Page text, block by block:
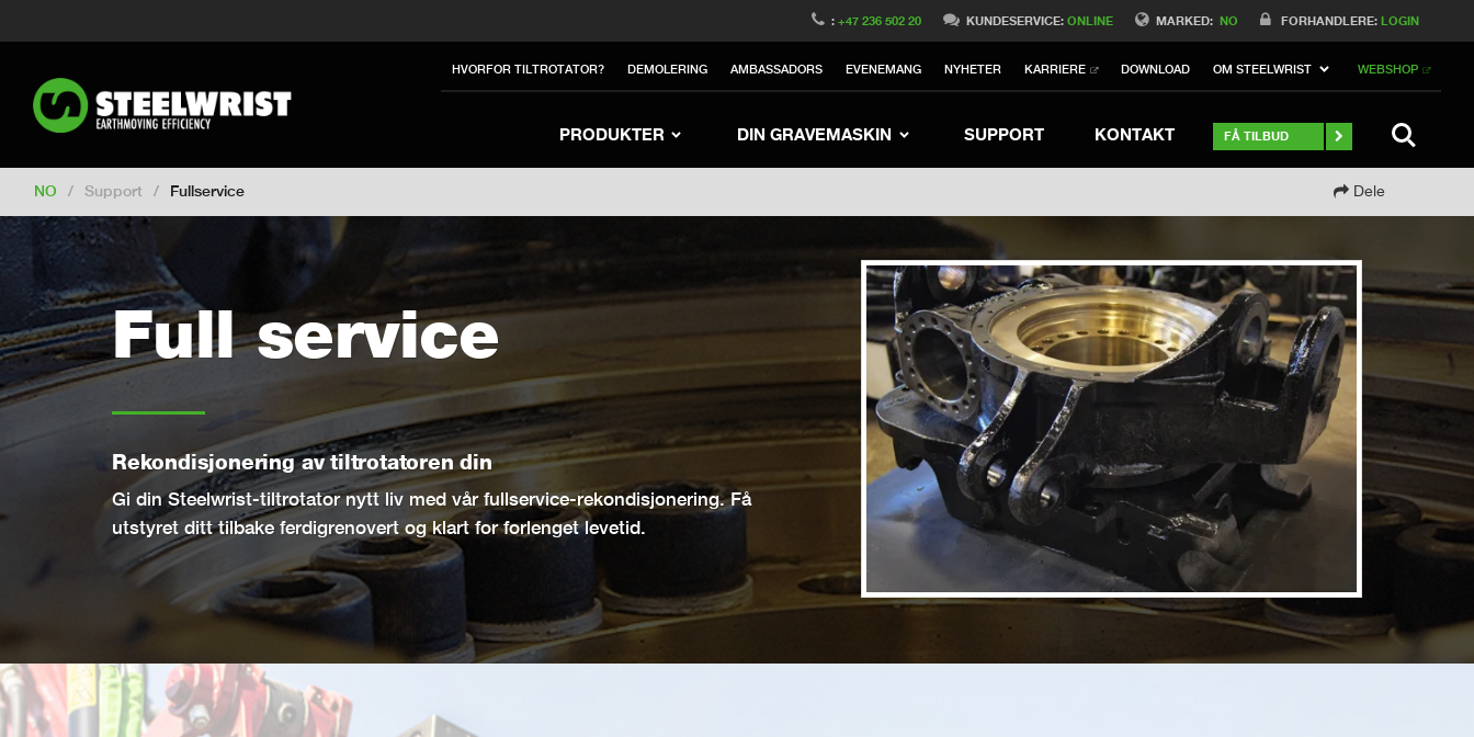
MARKED: NO FORHANDLERE: LOGIN
:+47 236 502 20 KUNDESERVICE:ONLINE
HVORFOR TILTROTATOR? DEMOLERING AMBASSADORS EVENEMANG NYHETER KARRIERE DOWNLOAD OM STEELWRIST WEBSHOP
PRODUKTER DIN GRAVEMASKIN SUPPORT KONTAKT FÅ TILBUD
Switch to International Switch to United Kingdom Switch to Sweden Switch to Poland Switch to North America
Switch to Korea Switch to Japan Switch to Italy Switch to Germany
Switch to France
NO / Support / Fullservice Dele
Full service
Rekondisjonering av tiltrotatoren din
Gi din Steelwrist-tiltrotator nytt liv med vår fullservice-rekondisjonering. Få
utstyret ditt tilbake ferdigrenovert og klart for forlenget levetid.